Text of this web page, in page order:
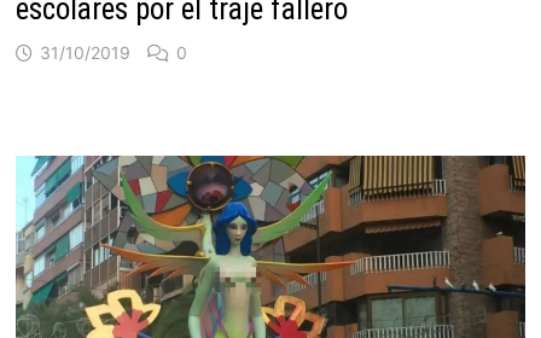
escolares por el traje fallero
31/10/2019 0